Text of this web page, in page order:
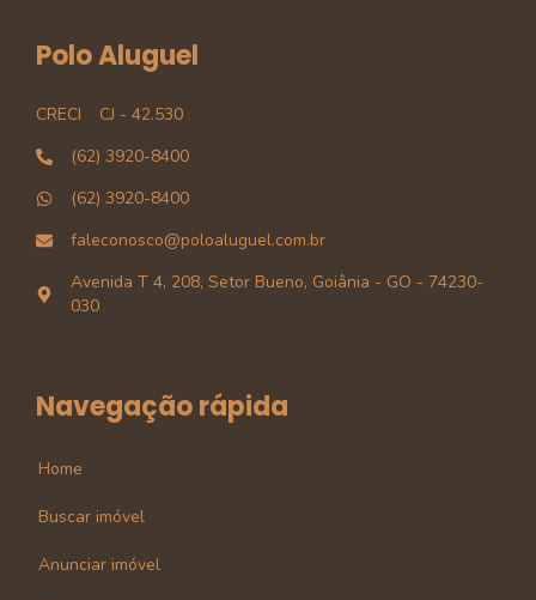
Polo Aluguel
CRECI
CJ - 42.530
(62) 3920-8400
(62) 3920-8400
faleconosco@poloaluguel.com.br
Avenida T 4, 208, Setor Bueno, Goiânia - GO - 74230-
030
Navegação rápida
Home
Buscar imóvel
Anunciar imóvel